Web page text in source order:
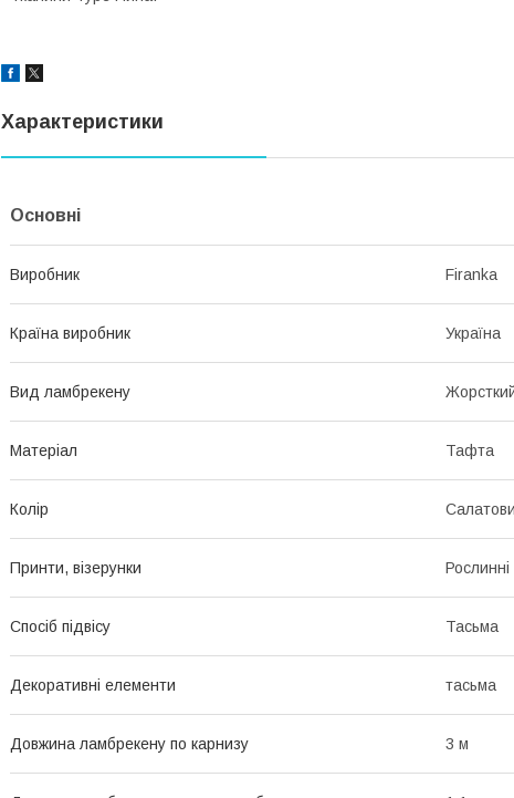
Характеристики
Основні
Виробник Firanka
Країна виробник Україна
Вид ламбрекену
Матеріал Тафта
Колір
Принти, візерунки Рослинні
Спосіб підвісу Тасьма
Декоративні елементи тасьма
Довжина ламбрекену по карнизу 3 м